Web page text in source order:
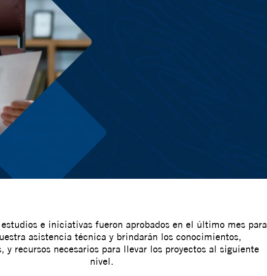
e iniciativas fueron aprobados en el último mes para
asistencia técnica y brindarán los conocimientos,
y recursos necesarios para llevar los proyectos al siguiente
nivel.